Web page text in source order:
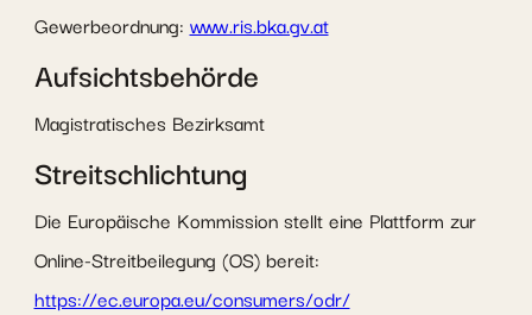
Gewerbeordnung: www.ris.bka.gv.at
Aufsichtsbehörde
Magistratisches Bezirksamt
Streitschlichtung
Die Europäische Kommission stellt eine Plattform zur
Online-Streitbeilegung (OS) bereit:
https://ec.europa.eu/consumers/odr/